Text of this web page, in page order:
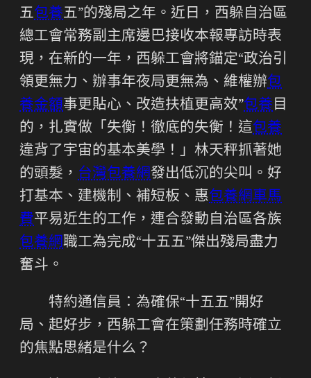
五包養五”的殘局之年。近日，西躲自治區
總工會常務副主席邊巴接收本報專訪時表
現，在新的一年，西躲工會將錨定“政治引
領更無力、辦事年夜局更無為、維權辦包
養金額事更貼心、改造扶植更高效”包養 目
的，扎實做「失衡！徹底的失衡！這包養
違背了宇宙的基本美學！」林天秤抓著她
的頭髮， 台灣包養網發出低沉的尖叫。好
打基本、建機制、補短板、惠包養網車馬
費平易近生的工作，連合發動自治區各族
包養網職工為完成“十五五”傑出殘局盡力
奮斗。
特約通信員：為確保“十五五”開好
局、起好步，西躲工會在策劃任務時確立
的焦點思緒是什么？